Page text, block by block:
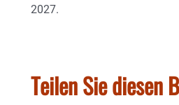
2027.
Teilen Sie diesen